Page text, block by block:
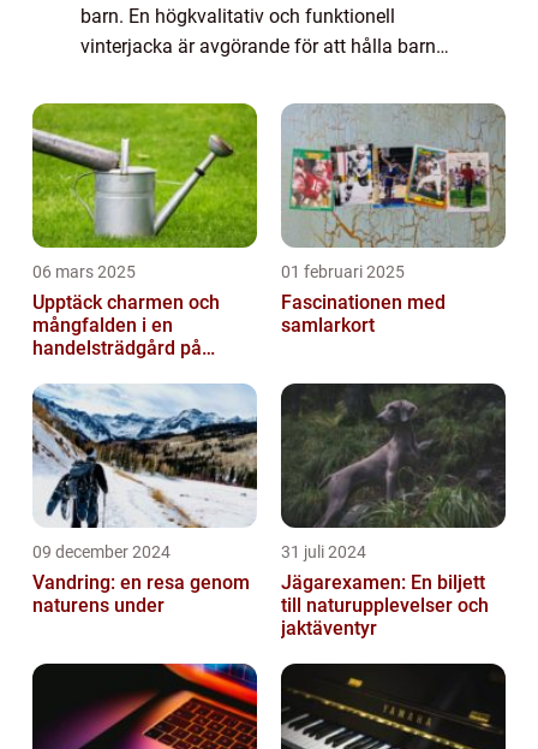
barn. En högkvalitativ och funktionell
vinterjacka är avgörande för att hålla barnet
och snöiga förhållanden. I den...
06 mars 2025
Upptäck charmen och
mångfalden i en
handelsträdgård på
01 februari 2025
Fascinationen med
samlarkort
09 december 2024
Vandring: en resa genom
naturens under
31 juli 2024
Jägarexamen: En biljett
till naturupplevelser och
jaktäventyr